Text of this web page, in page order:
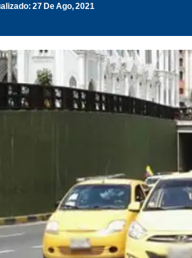
27 De Ago, 2021